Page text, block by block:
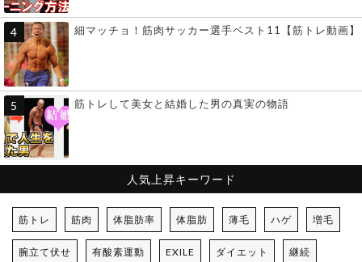
細マッチョ！筋肉サッカー選手ベスト11【筋トレ動画】
筋トレして美女と結婚した男の真実の物語
人気上昇キーワード
筋トレ 筋肉 体脂肪率 体脂肪 薄毛 ハゲ 増毛
腕立て伏せ 有酸素運動 EXILE ダイエット 継続